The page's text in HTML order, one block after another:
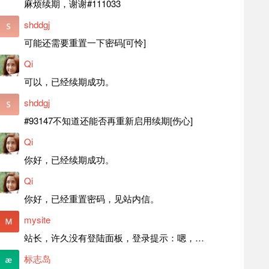
麻烦续期，谢谢#111033
shddgj
可能还需要重置一下密码[可怜]
Qi
可以，已经续期成功。
shddgj
#93147不知道还能否再重新启用续期[伤心]
Qi
你好，已经续期成功。
Qi
你好，已经重置密码，见站内信。
mysite
站长，许久没有登陆面板，登录提示：嗯，登录详细信息似乎不正确。请重试。 网站还可以正常使用。如果是密码问题请帮忙重置一下密码。谢谢。订单号：97790，账号：aa20210950。 站长，提交了工单，你回复续期成功，不过我的问题是面部登陆信息有问题，一直是初始密码，现在无法登陆，有时间麻烦排查一下。
标志岛